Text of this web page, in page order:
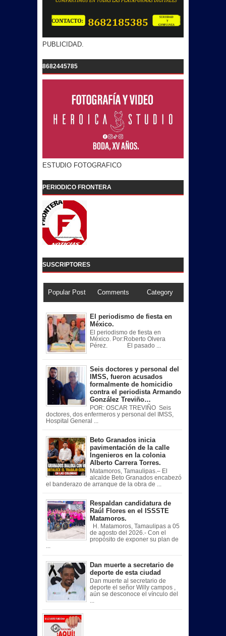
PUBLICIDAD.
8682445785
ESTUDIO FOTOGRAFICO
PERIODICO FRONTERA
SUSCRIPTORES
Popular Post Comments Category
El periodismo de fiesta en
México.
El periodismo de fiesta en
México. Por:Roberto Olvera
Pérez. El pasado ...
Seis doctores y personal del
IMSS, fueron acusados
formalmente de homicidio
contra el periodista Armando
González Treviño…
POR: OSCAR TREVIÑO Seis
doctores, dos enfermeros y personal del IMSS,
Hospital General ...
Beto Granados inicia
pavimentación de la calle
Ingenieros en la colonia
Alberto Carrera Torres.
Matamoros, Tamaulipas.– El
alcalde Beto Granados encabezó
el banderazo de arranque de la obra de ...
Respaldan candidatura de
Raúl Flores en el ISSSTE
Matamoros.
H. Matamoros, Tamaulipas a 05
de agosto del 2026.- Con el
propósito de exponer su plan de
Dan muerte a secretario de
deporte de esta ciudad
Dan muerte al secretario de
deporte el señor Willy campos ,
aún se desconoce el vínculo del